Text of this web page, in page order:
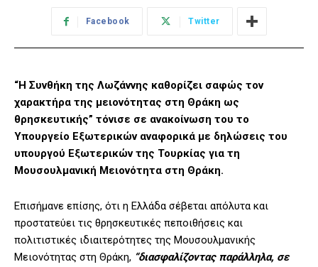
Facebook Twitter
“Η Συνθήκη της Λωζάννης καθορίζει σαφώς τον
χαρακτήρα της μειονότητας στη Θράκη ως
θρησκευτικής” τόνισε σε ανακοίνωση του το
Υπουργείο Εξωτερικών αναφορικά με δηλώσεις του
υπουργού Εξωτερικών της Τουρκίας για τη
Μουσουλμανική Μειονότητα στη Θράκη.
Επισήμανε επίσης, ότι η Ελλάδα σέβεται απόλυτα και
προστατεύει τις θρησκευτικές πεποιθήσεις και
πολιτιστικές ιδιαιτερότητες της Μουσουλμανικής
Μειονότητας στη Θράκη, “διασφαλίζοντας παράλληλα, σε